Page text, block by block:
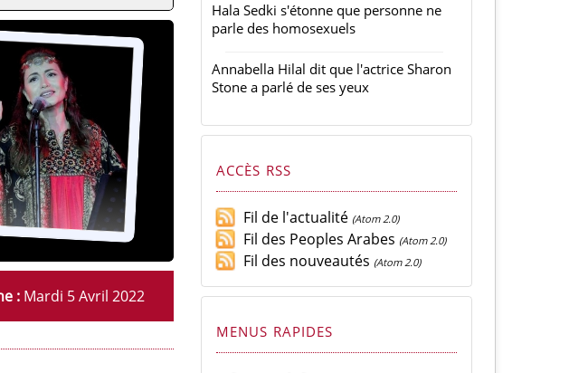
: Mardi 5 Avril 2022
Hala Sedki s'étonne que personne ne
parle des homosexuels
Annabella Hilal dit que l'actrice Sharon
Stone a parlé de ses yeux
ACCÈS RSS
Fil de l'actualité (Atom 2.0)
Fil des Peoples Arabes (Atom 2.0)
Fil des nouveautés (Atom 2.0)
MENUS RAPIDES